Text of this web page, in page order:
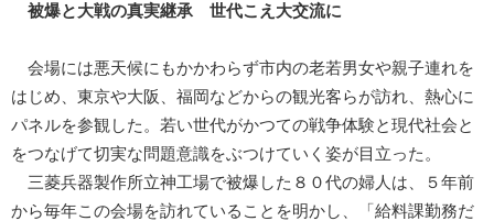
被爆と大戦の真実継承 世代こえ大交流に
会場には悪天候にもかかわらず市内の老若男女や親子連れを
はじめ、東京や大阪、福岡などからの観光客らが訪れ、熱心に
パネルを参観した。若い世代がかつての戦争体験と現代社会と
をつなげて切実な問題意識をぶつけていく姿が目立った。
三菱兵器製作所立神工場で被爆した８０代の婦人は、５年前
から毎年この会場を訪れていることを明かし、「給料課勤務だ